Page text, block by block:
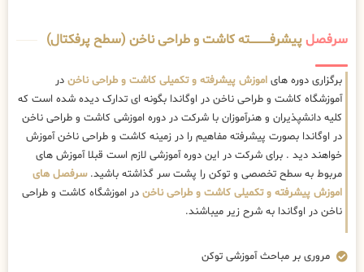
سرفصلپیشرفــــــــــــته کاشت و طراحی ناخن (سطح پرفکتال)
برگزاری دوره های اموزش پیشرفته و تکمیلی کاشت و طراحی ناخن در
آموزشگاه کاشت و طراحی ناخن در اوگاندا بگونه ای تدارک دیده شده است که
کلیه دانشپذیران و هنرآموزان با شرکت در دوره اموزشی کاشت و طراحی ناخن
در اوگاندا بصورت پیشرفته مفاهیم را در زمینه کاشت و طراحی ناخن آموزش
خواهند دید . برای شرکت در این دوره آموزشی لازم است قبلا آموزش های
مربوط به سطح تخصصی و توکن را پشت سر گذاشته باشید.سرفصل های
اموزش پیشرفته و تکمیلی کاشت و طراحی ناخن در اموزشگاه کاشت و طراحی
ناخن در اوگاندا به شرح زیر میباشند.
مروری بر مباحث آموزشی توکن